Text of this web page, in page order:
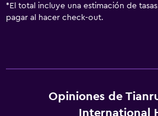
* El total incluye una estimación de
pagar al hacer check-out.
Opiniones de
International